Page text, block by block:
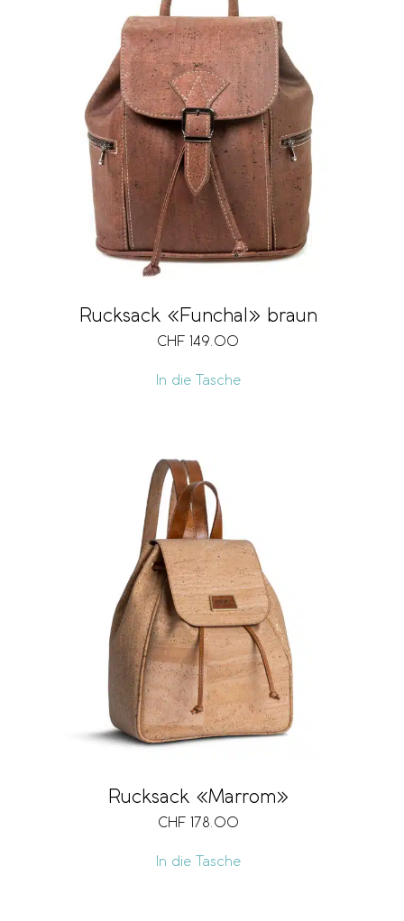
Rucksack «Funchal» braun
CHF 149.00
In die Tasche
Rucksack «Marrom»
CHF 178.00
In die Tasche